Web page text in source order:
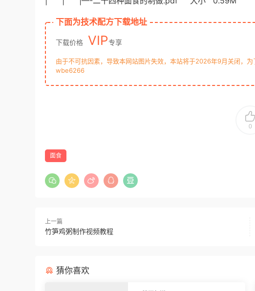
下面为技术配方下载地址
下载价格 VIP专享
由于不可抗因素，导致本网站图片失效，本站将于2026年9月关闭，
wbe6266
0
面食
上一篇
竹笋鸡粥制作视频教程
猜你喜欢